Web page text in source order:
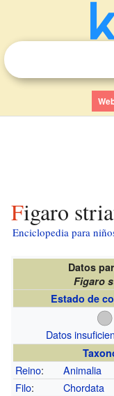
Figaro
Enciclopedia para
Datos
Figaro
Estado de
Datos
Reino:
Animalia
Filo:
Chordata